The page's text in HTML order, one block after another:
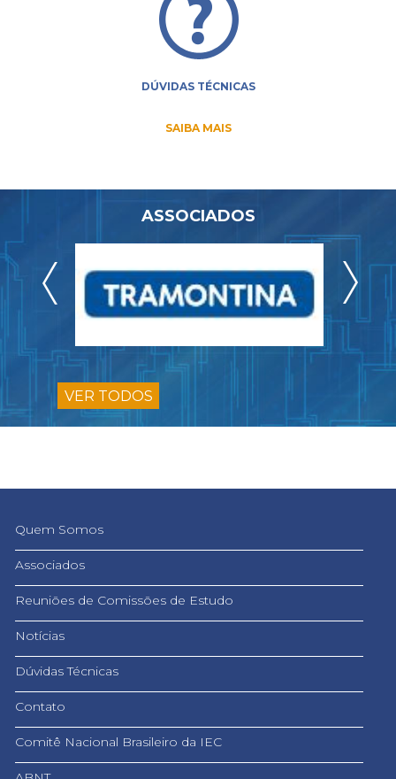
DÚVIDAS TÉCNICAS
SAIBA MAIS
ASSOCIADOS
VER TODOS
Quem Somos
Associados
Reuniões de Comissões de Estudo
Notícias
Dúvidas Técnicas
Contato
Comitê Nacional Brasileiro da IEC